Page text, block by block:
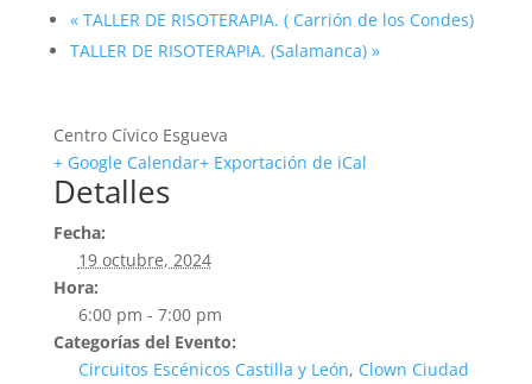
«TALLER DE RISOTERAPIA. ( Carrión de los Condes)
TALLER DE RISOTERAPIA. (Salamanca) »
Centro Cívico Esgueva
+ Google Calendar+ Exportación de iCal
Detalles
Fecha:
19 octubre, 2024
Hora:
6:00 pm - 7:00 pm
Categorías del Evento:
Circuitos Escénicos Castilla y León, Clown Ciudad